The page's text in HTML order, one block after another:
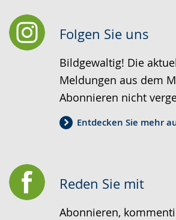
Folgen Sie uns
Bildgewaltig! Die
Meldungen aus dem
Abonnieren nicht
Entdecken Sie mehr
Reden Sie mit
Abonnieren,